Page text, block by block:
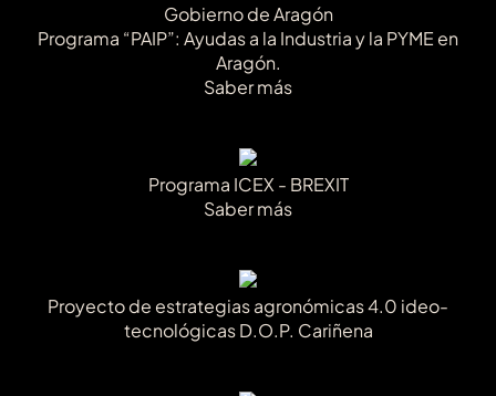
Gobierno de Aragón
Programa “PAIP”: Ayudas a la Industria y la PYME en
Aragón.
Saber más
Programa ICEX - BREXIT
Saber más
Proyecto de estrategias agronómicas 4.0 ideo-
tecnológicas D.O.P. Cariñena